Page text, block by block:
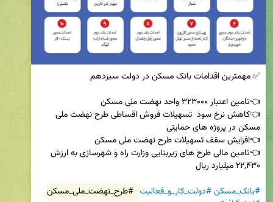
#بانک_مسکن#دولت_کار_و_فعالیت #طرح_نهضت_ملی_مسکن